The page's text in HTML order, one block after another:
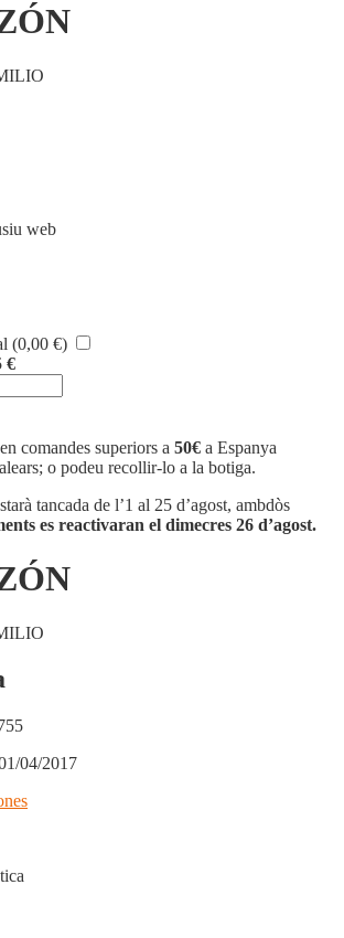
web
(0,00 €)
€
en comandes superiors a 50€ a Espanya
o podeu recollir-lo a la botiga.
tancada de l’1 al 25 d’agost, ambdòs
es reactivaran el dimecres 26 d’agost.
04/2017